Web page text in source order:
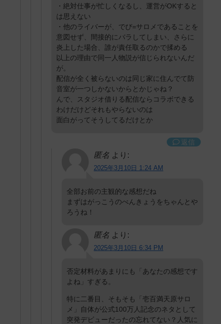
・絶対仕事が忙しくなるし、運営がOKすると
は思えない
・他のライバーが、でび=サロメであることを
意図せず、間接的にバラしてしまい、さらに
炎上した場合、誰が責任取るのかで揉める
以上の理由で同一人物説が信じられないんだ
が。
配信が全く被らないのは同じ家に住んでて防
音室が一つしかないからとかじゃね？
んで、スタジオ借りる配信ならコラボできる
わけだけどそれもやらないのは
面白がってそうしてるだけとか
返信
匿名 より:
2025年3月10日 1:24 AM
全部お前の主観的な感想だね
まずはがっこうのべんきょうをちゃんとや
ろうね！
匿名 より:
2025年3月10日 6:34 PM
否定材料があまりにも「あなたの感想です
よね」すぎる。
特に二番目、そもそも「壱百満天原サロ
メ」自体が公式100万人記念のネタとして
突発デビューだったの忘れてない？人気に